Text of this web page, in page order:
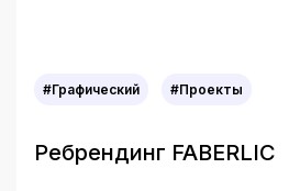
#Графический #Проекты
Ребрендинг FABERLIC